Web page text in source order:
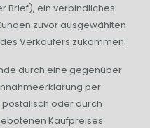
Brief), ein verbindliches
zuvor ausgewählten
Verkäufers zukommen.
durch eine gegenüber
per
postalisch oder durch
Kaufpreises